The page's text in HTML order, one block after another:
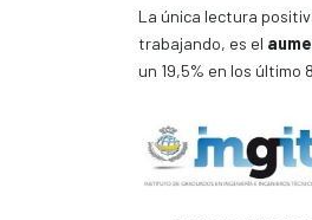
La única lectura
trabajando, es el
un 19,5% en los